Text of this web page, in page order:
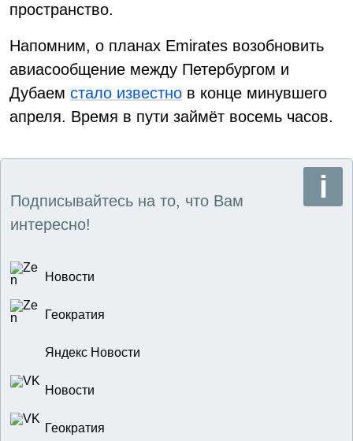
пространство.
Напомним, о планах Emirates возобновить
авиасообщение между Петербургом и
Дубаем стало известно в конце минувшего
апреля. Время в пути займёт восемь часов.
Подписывайтесь на то, что Вам
интересно!
Новости
Геократия
Яндекс Новости
Новости
Геократия